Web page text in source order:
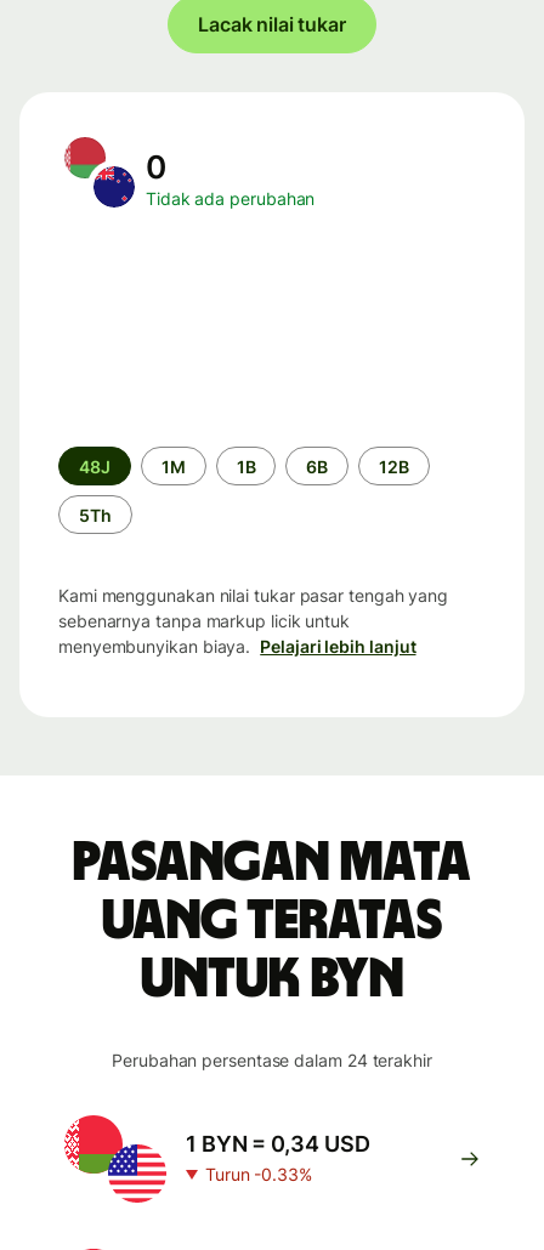
Lacak nilai tukar
0
Tidak ada perubahan
Periode
waktu
48J 1M 1B 6B 12B
5Th
Kami menggunakan nilai tukar pasar tengah yang
sebenarnya tanpa markup licik untuk
menyembunyikan biaya. Pelajari lebih lanjut
Pasangan mata
uang teratas
untuk BYN
Perubahan persentase dalam 24 terakhir
1 BYN = 0,34 USD
Turun -0.33%